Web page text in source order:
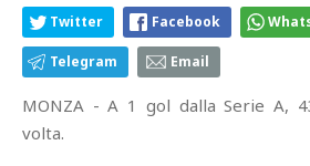
Twitter Facebook
Telegram Email
MONZA - A 1 gol dalla Serie A,
volta.